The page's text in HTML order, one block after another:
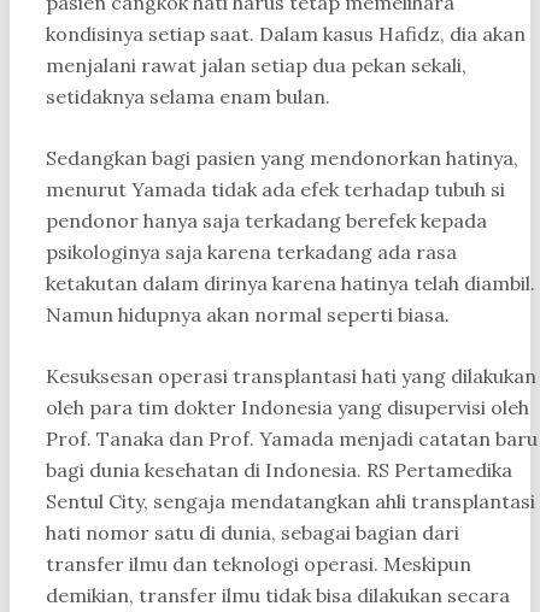
kondisinya setiap saat. Dalam kasus Hafidz, dia akan
menjalani rawat jalan setiap dua pekan sekali,
setidaknya selama enam bulan.
Sedangkan bagi pasien yang mendonorkan hatinya,
menurut Yamada tidak ada efek terhadap tubuh si
pendonor hanya saja terkadang berefek kepada
psikologinya saja karena terkadang ada rasa
ketakutan dalam dirinya karena hatinya telah diambil.
Namun hidupnya akan normal seperti biasa.
Kesuksesan operasi transplantasi hati yang dilakukan
oleh para tim dokter Indonesia yang disupervisi oleh
Prof. Tanaka dan Prof. Yamada menjadi catatan baru
bagi dunia kesehatan di Indonesia. RS Pertamedika
Sentul City, sengaja mendatangkan ahli transplantasi
hati nomor satu di dunia, sebagai bagian dari
transfer ilmu dan teknologi operasi. Meskipun
demikian, transfer ilmu tidak bisa dilakukan secara